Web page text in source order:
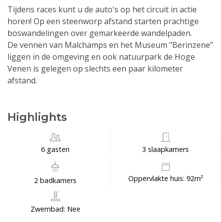
Tijdens races kunt u de auto's op het circuit in actie
horen! Op een steenworp afstand starten prachtige
boswandelingen over gemarkeerde wandelpaden.
De vennen van Malchamps en het Museum "Berinzene"
liggen in de omgeving en ook natuurpark de Hoge
Venen is gelegen op slechts een paar kilometer
afstand.
Highlights
6 gasten 3 slaapkamers
2 badkamers Oppervlakte huis: 92m²
Zwembad: Nee